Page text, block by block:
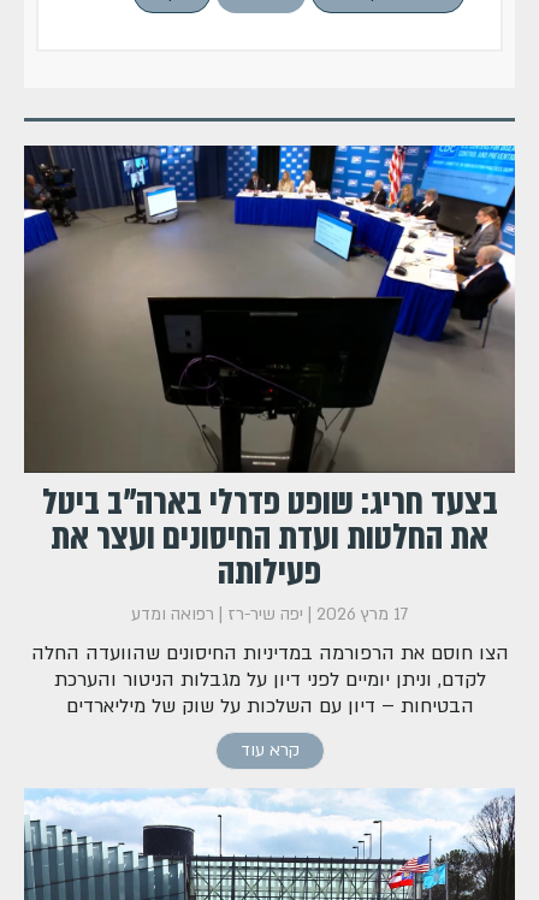
בצעד חריג: שופט פדרלי בארה"ב ביטל
את החלטות ועדת החיסונים ועצר את
פעילותה
17 מרץ 2026 יפה שיר-רז רפואה ומדע
הצו חוסם את הרפורמה במדיניות החיסונים שהוועדה החלה
לקדם, וניתן יומיים לפני דיון על מגבלות הניטור והערכת
הבטיחות – דיון עם השלכות על שוק של מיליארדים
קרא עוד